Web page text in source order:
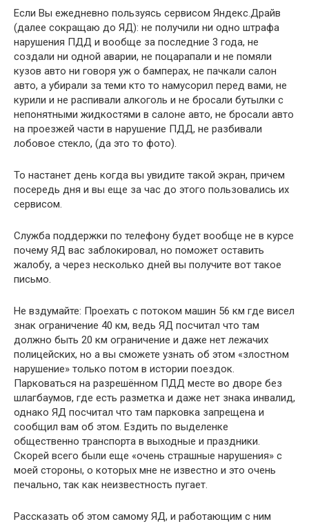
Если Вы ежедневно пользуясь сервисом Яндекс.Драйв
(далее сокращаю до ЯД): не получили ни одно штрафа
нарушения ПДД и вообще за последние 3 года, не
создали ни одной аварии, не поцарапали и не помяли
кузов авто ни говоря уж о бамперах, не пачкали салон
авто, а убирали за теми кто то намусорил перед вами, не
курили и не распивали алкоголь и не бросали бутылки с
непонятными жидкостями в салоне авто, не бросали авто
на проезжей части в нарушение ПДД, не разбивали
лобовое стекло, (да это то фото).
То настанет день когда вы увидите такой экран, причем
посередь дня и вы еще за час до этого пользовались их
сервисом.
Служба поддержки по телефону будет вообще не в курсе
почему ЯД вас заблокировал, но поможет оставить
жалобу, а через несколько дней вы получите вот такое
письмо.
Не вздумайте: Проехать с потоком машин 56 км где висел
знак ограничение 40 км, ведь ЯД посчитал что там
должно быть 20 км ограничение и даже нет лежачих
полицейских, но а вы сможете узнать об этом «злостном
нарушение» только потом в истории поездок.
Парковаться на разрешённом ПДД месте во дворе без
шлагбаумов, где есть разметка и даже нет знака инвалид,
однако ЯД посчитал что там парковка запрещена и
сообщил вам об этом. Ездить по выделенке
общественно транспорта в выходные и праздники.
Скорей всего были еще «очень страшные нарушения» с
моей стороны, о которых мне не известно и это очень
печально, так как неизвестность пугает.
Рассказать об этом самому ЯД, и работающим с ним